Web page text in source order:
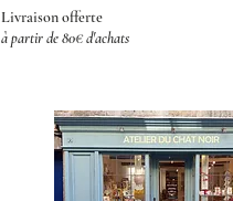
Livraison offerte
à partir de 80€ d'achats